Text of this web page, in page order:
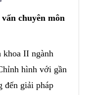
chuyên môn
khoa II ngành
hình với gần
đến giải pháp